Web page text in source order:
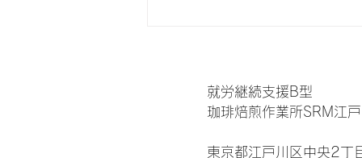
就労継続支援B型
珈琲焙煎作業所SRM江
東京都江戸川区中央2丁